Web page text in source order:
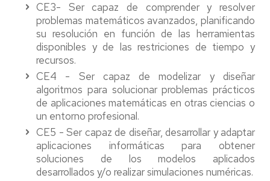
CE3- Ser capaz de comprender y resolver
problemas matemáticos avanzados, planificando
su resolución en función de las herramientas
disponibles y de las restriciones de tiempo y
recursos.
CE4 - Ser capaz de modelizar y diseñar
algoritmos para solucionar problemas prácticos
de aplicaciones matemáticas en otras ciencias o
un entorno profesional.
CE5 - Ser capaz de diseñar, desarrollar y adaptar
aplicaciones informáticas para obtener
soluciones de los modelos aplicados
desarrollados y/o realizar simulaciones numéricas.